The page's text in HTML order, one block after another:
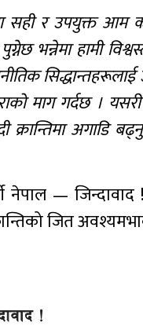
सही र उपयुक्त आम
भन्नेमा हामी
माग गर्दछ ।
अगाडि
नेपाल —
जित